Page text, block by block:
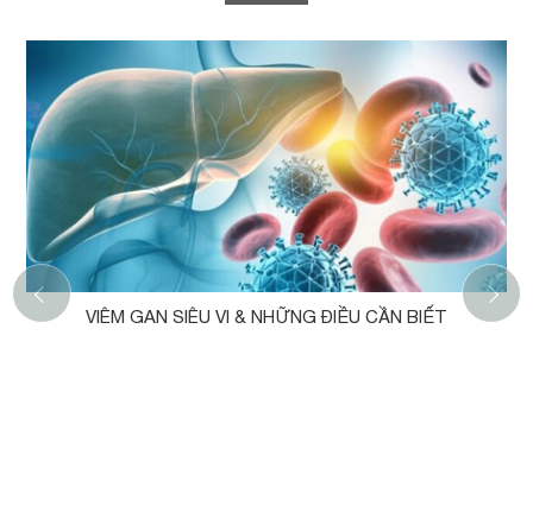
‹
VIÊM GAN SIÊU VI & NHỮNG ĐIỀU CẦN BIẾT